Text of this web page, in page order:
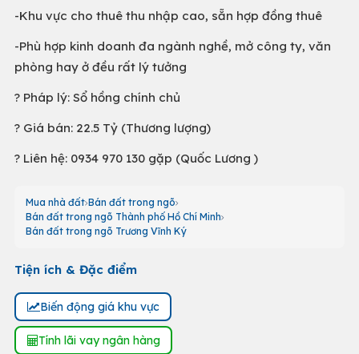
-Khu vực cho thuê thu nhập cao, sẵn hợp đồng thuê
-Phù hợp kinh doanh đa ngành nghề, mở công ty, văn
phòng hay ở đều rất lý tưởng
? Pháp lý: Sổ hồng chính chủ
? Giá bán: 22.5 Tỷ (Thương lượng)
? Liên hệ: 0934 970 130 gặp (Quốc Lương )
Mua nhà đất Bán đất trong ngõ
Bán đất trong ngõ Thành phố Hồ Chí Minh
Bán đất trong ngõ Trương Vĩnh Ký
Tiện ích & Đặc điểm
Biến động giá khu vực
Tính lãi vay ngân hàng